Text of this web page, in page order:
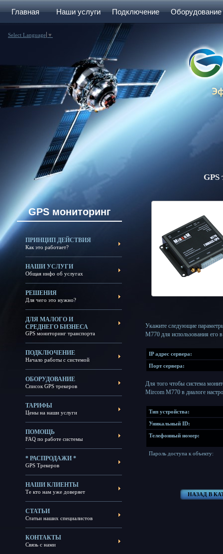
Главная Наши услуги Подключение Оборудование
Select Language ▼
GPS мониторинг
ПРИНЦИП ДЕЙСТВИЯ
Как это работает?
НАШИ УСЛУГИ
Общая инфо об услугах
РЕШЕНИЯ
Для чего это нужно?
ДЛЯ МАЛОГО И
СРЕДНЕГО БИЗНЕСА
GPS мониторинг транспорта
ПОДКЛЮЧЕНИЕ
Начало работы с системой
ОБОРУДОВАНИЕ
Список GPS трекеров
ТАРИФЫ
Цены на наши услуги
ПОМОЩЬ
FAQ по работе системы
* РАСПРОДАЖИ *
GPS Трекеров
НАШИ КЛИЕНТЫ
Те кто нам уже доверяет
СТАТЬИ
Статьи наших специалистов
КОНТАКТЫ
Связь с нами
GPS
Укажите следующие
M770 для использования его
IP адрес сервера:
Порт сервера:
Для того чтобы система
Mircom M770 в диалоге
Тип устройства:
Уникальный ID:
Телефонный номер:
Пароль доступа к объекту:
НАЗАД В